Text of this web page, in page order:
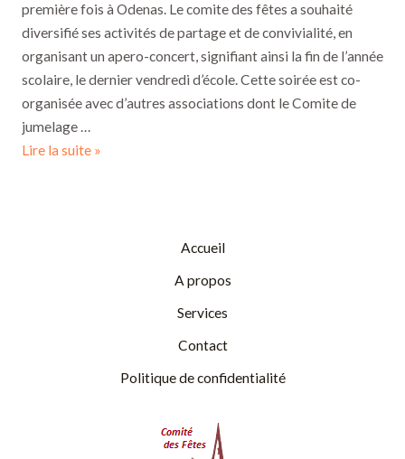
première fois à Odenas. Le comite des fêtes a souhaité
diversifié ses activités de partage et de convivialité, en
organisant un apero-concert, signifiant ainsi la fin de l’année
scolaire, le dernier vendredi d’école. Cette soirée est co-
organisée avec d’autres associations dont le Comite de
jumelage …
Apero-
Lire la suite »
Accueil
A propos
Services
Contact
Politique de confidentialité